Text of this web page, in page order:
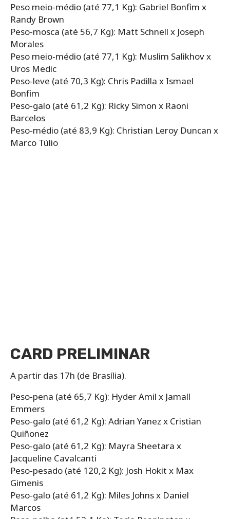
Peso meio-médio (até 77,1 Kg): Gabriel Bonfim x
Randy Brown
Peso-mosca (até 56,7 Kg): Matt Schnell x Joseph
Morales
Peso meio-médio (até 77,1 Kg): Muslim Salikhov x
Uros Medic
Peso-leve (até 70,3 Kg): Chris Padilla x Ismael
Bonfim
Peso-galo (até 61,2 Kg): Ricky Simon x Raoni
Barcelos
Peso-médio (até 83,9 Kg): Christian Leroy Duncan x
Marco Túlio
CARD PRELIMINAR
A partir das 17h (de Brasília).
Peso-pena (até 65,7 Kg): Hyder Amil x Jamall
Emmers
Peso-galo (até 61,2 Kg): Adrian Yanez x Cristian
Quiñonez
Peso-galo (até 61,2 Kg): Mayra Sheetara x
Jacqueline Cavalcanti
Peso-pesado (até 120,2 Kg): Josh Hokit x Max
Gimenis
Peso-galo (até 61,2 Kg): Miles Johns x Daniel
Marcos